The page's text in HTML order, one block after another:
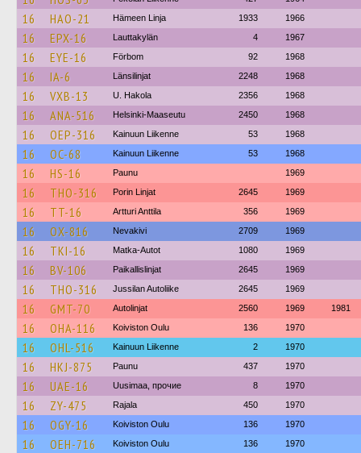
16 HAO-21 Hämeen Linja 1933 1966
16 EPX-16 Lauttakylän 4 1967
16 EYE-16 Förbom 92 1968
16 IA-6 Länsilinjat 2248 1968
16 VXB-13 U. Hakola 2356 1968
16 ANA-516 Helsinki-Maaseutu 2450 1968
16 OEP-316 Kainuun Liikenne 53 1968
16 OC-68 Kainuun Liikenne 53 1968
16 HS-16 Paunu 1969
16 THO-316 Porin Linjat 2645 1969
16 TT-16 Artturi Anttila 356 1969
16 OX-816 Nevakivi 2709 1969
16 TKI-16 Matka-Autot 1080 1969
16 BV-106 Paikallislinjat 2645 1969
16 THO-316 Jussilan Autoliike 2645 1969
16 GMT-70 Autolinjat 2560 1969 1981
16 OHA-116 Koiviston Oulu 136 1970
16 OHL-516 Kainuun Liikenne 2 1970
16 HKJ-875 Paunu 437 1970
16 UAE-16 Uusimaa, прочие 8 1970
16 ZY-475 Rajala 450 1970
16 OGY-16 Koiviston Oulu 136 1970
16 OEH-716 Koiviston Oulu 136 1970